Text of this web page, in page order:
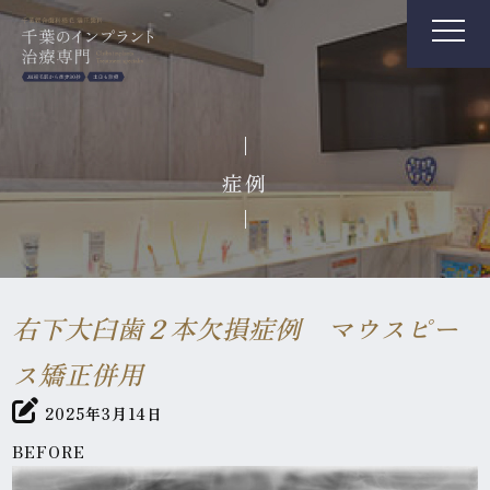
症例
右下大臼歯２本欠損症例 マウスピー
ス矯正併用
2025年3月14日
BEFORE